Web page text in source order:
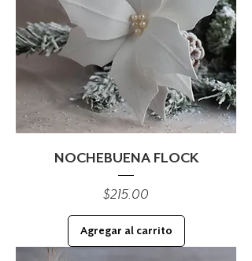
NOCHEBUENA FLOCK
Precio
$215.00
Agregar al carrito